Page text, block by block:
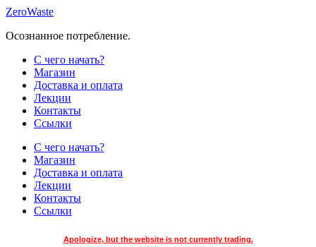
Skip
content
ZeroWaste
Осознанное потребление.
С чего начать?
Магазин
Доставка и оплата
Лекции
Контакты
Ссылки
С чего начать?
Магазин
Доставка и оплата
Лекции
Контакты
Ссылки
Apologize, but the website is not currently trading.